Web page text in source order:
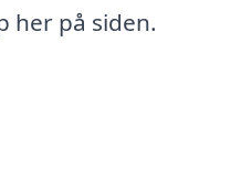
her på siden.